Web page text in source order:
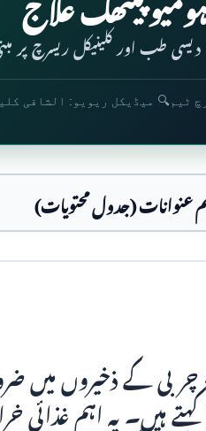
دیسی طب اور کلینیکل ریسرچ پر
ٹیم🔍 میڈیکل ریویو: الشافی
(جدول محتویات)
چربی کے ذخیروں میں
کہتے ہیں۔ یہ اہم غذائی